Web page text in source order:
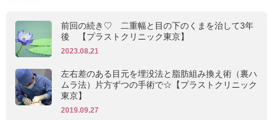
前回の続き♡ 二重幅と目の下のくまを治して3年
後 【プラストクリニック東京】
2023.08.21
左右差のある目元を埋没法と脂肪組み換え術（裏ハ
ムラ法）片方ずつの手術で☆【プラストクリニック
東京】
2019.09.27